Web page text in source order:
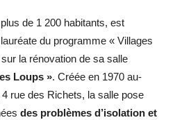
de 1 200 habitants, est
du programme « Villages
la rénovation de sa salle
Loups ». Créée en 1970 au-
rue des Richets, la salle pose
des problèmes d’isolation et